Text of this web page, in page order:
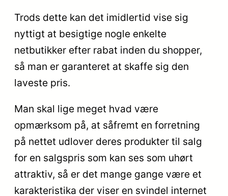
Trods dette kan det imidlertid vise sig
nyttigt at besigtige nogle enkelte
netbutikker efter rabat inden du shopper,
så man er garanteret at skaffe sig den
laveste pris.
Man skal lige meget hvad være
opmærksom på, at såfremt en forretning
på nettet udlover deres produkter til salg
for en salgspris som kan ses som uhørt
attraktiv, så er det mange gange være et
karakteristika der viser en svindel internet